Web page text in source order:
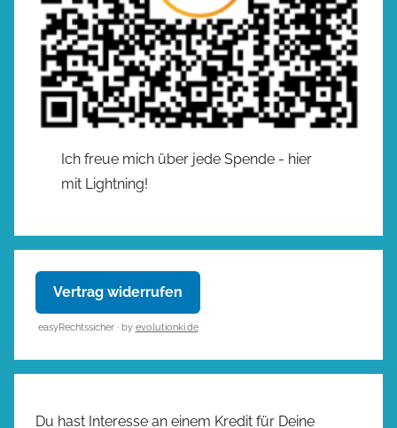
Ich freue mich über jede Spende - hier
mit Lightning!
Vertrag widerrufen
easyRechtssicher · by evolutionki.de
Du hast Interesse an einem Kredit für Deine